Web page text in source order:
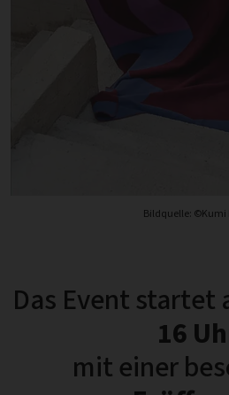
Bildquelle: ©Kumi
Das Event startet
16
mit einer